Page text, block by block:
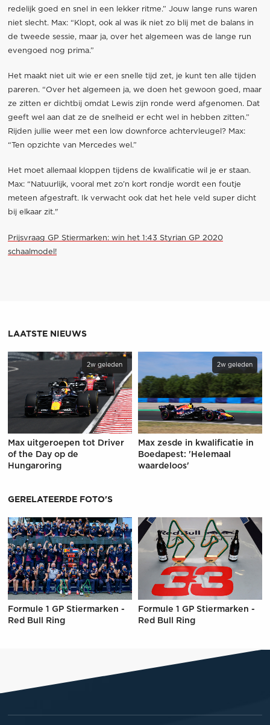
redelijk goed en snel in een lekker ritme.” Jouw lange runs waren
niet slecht. Max: “Klopt, ook al was ik niet zo blij met de balans in
de tweede sessie, maar ja, over het algemeen was de lange run
evengoed nog prima.”
Het maakt niet uit wie er een snelle tijd zet, je kunt ten alle tijden
pareren. “Over het algemeen ja, we doen het gewoon goed, maar
ze zitten er dichtbij omdat Lewis zijn ronde werd afgenomen. Dat
geeft wel aan dat ze de snelheid er echt wel in hebben zitten.”
Rijden jullie weer met een low downforce achtervleugel? Max:
“Ten opzichte van Mercedes wel.”
Het moet allemaal kloppen tijdens de kwalificatie wil je er staan.
Max: “Natuurlijk, vooral met zo’n kort rondje wordt een foutje
meteen afgestraft. Ik verwacht ook dat het hele veld super dicht
bij elkaar zit."
Prijsvraag GP Stiermarken: win het 1:43 Styrian GP 2020
schaalmodel!
LAATSTE NIEUWS
2w geleden
Max uitgeroepen tot Driver
of the Day op de
Hungaroring
2w geleden
Max zesde in kwalificatie in
Boedapest: 'Helemaal
waardeloos'
GERELATEERDE FOTO'S
Formule 1 GP Stiermarken -
Red Bull Ring
Formule 1 GP Stiermarken -
Red Bull Ring